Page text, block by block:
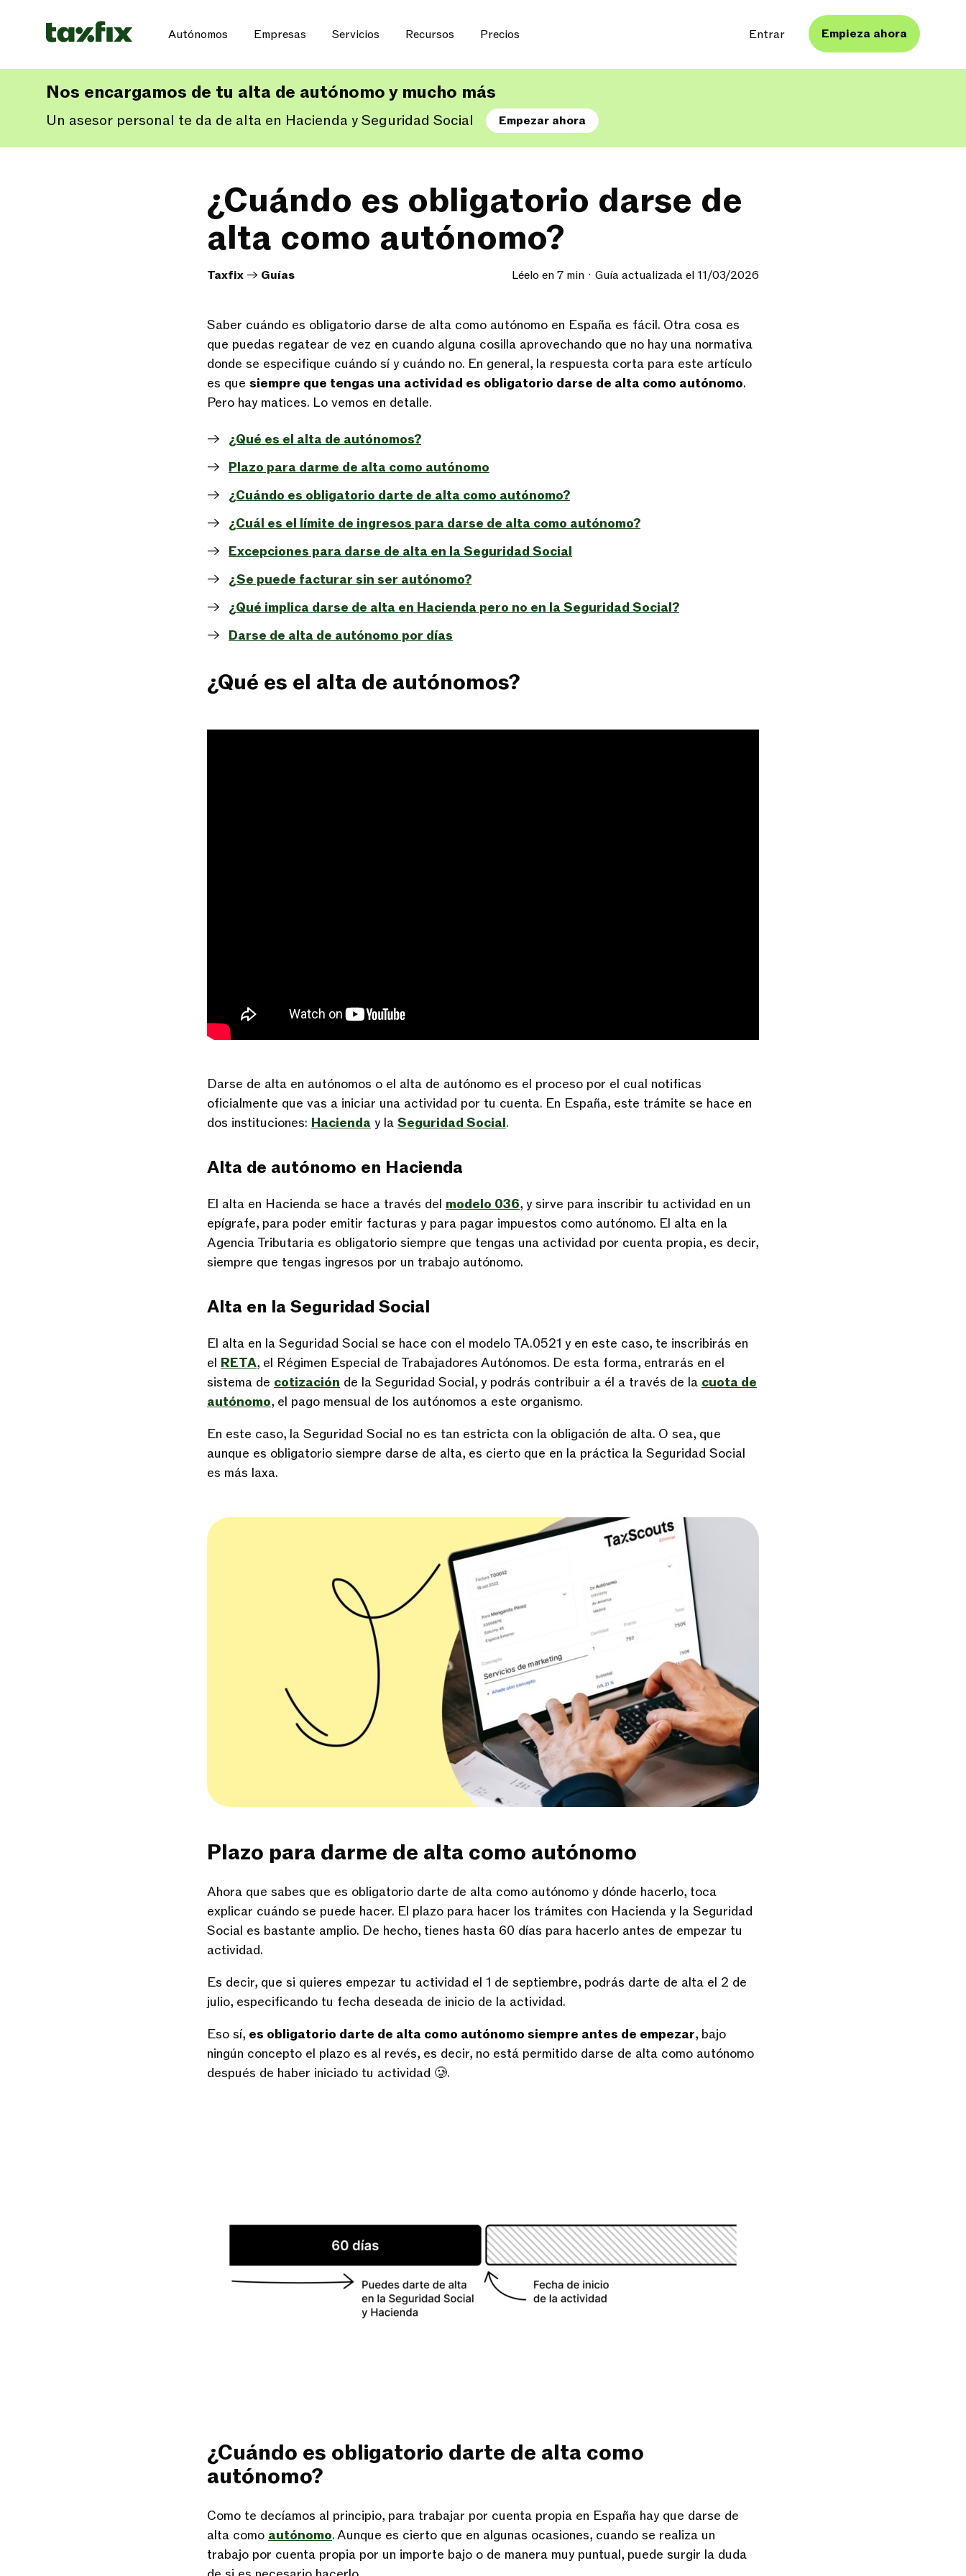
Autónomos Empresas Servicios Recursos Precios Entrar Empieza ahora
Nos encargamos de tu alta de autónomo y mucho más
Un asesor personal te da de alta en Hacienda y Seguridad Social Empezar ahora
¿Cuándo es obligatorio darse de
alta como autónomo?
Taxfix -> Guías Léelo en 7 min Guía actualizada el 11/03/2026
Saber cuándo es obligatorio darse de alta como autónomo en España es fácil. Otra cosa es
que puedas regatear de vez en cuando alguna cosilla aprovechando que no hay una normativa
donde se especifique cuándo sí y cuándo no. En general, la respuesta corta para este artículo
es que siempre que tengas una actividad es obligatorio darse de alta como autónomo.
Pero hay matices. Lo vemos en detalle.
¿Qué es el alta de autónomos?
Plazo para darme de alta como autónomo
¿Cuándo es obligatorio darte de alta como autónomo?
¿Cuál es el límite de ingresos para darse de alta como autónomo?
Excepciones para darse de alta en la Seguridad Social
¿Se puede facturar sin ser autónomo?
¿Qué implica darse de alta en Hacienda pero no en la Seguridad Social?
Darse de alta de autónomo por días
¿Qué es el alta de autónomos?
Darse de alta en autónomos o el alta de autónomo es el proceso por el cual notificas
oficialmente que vas a iniciar una actividad por tu cuenta. En España, este trámite se hace en
dos instituciones: Hacienda y la Seguridad Social.
Alta de autónomo en Hacienda
El alta en Hacienda se hace a través del modelo 036, y sirve para inscribir tu actividad en un
epígrafe, para poder emitir facturas y para pagar impuestos como autónomo. El alta en la
Agencia Tributaria es obligatorio siempre que tengas una actividad por cuenta propia, es decir,
siempre que tengas ingresos por un trabajo autónomo.
Alta en la Seguridad Social
El alta en la Seguridad Social se hace con el modelo TA.0521 y en este caso, te inscribirás en
el RETA, el Régimen Especial de Trabajadores Autónomos. De esta forma, entrarás en el
sistema de cotización de la Seguridad Social, y podrás contribuir a él a través de la cuota de
autónomo, el pago mensual de los autónomos a este organismo.
En este caso, la Seguridad Social no es tan estricta con la obligación de alta. O sea, que
aunque es obligatorio siempre darse de alta, es cierto que en la práctica la Seguridad Social
es más laxa.
Plazo para darme de alta como autónomo
Ahora que sabes que es obligatorio darte de alta como autónomo y dónde hacerlo, toca
explicar cuándo se puede hacer. El plazo para hacer los trámites con Hacienda y la Seguridad
Social es bastante amplio. De hecho, tienes hasta 60 días para hacerlo antes de empezar tu
actividad.
Es decir, que si quieres empezar tu actividad el 1 de septiembre, podrás darte de alta el 2 de
julio, especificando tu fecha deseada de inicio de la actividad.
Eso sí, es obligatorio darte de alta como autónomo siempre antes de empezar, bajo
ningún concepto el plazo es al revés, es decir, no está permitido darse de alta como autónomo
después de haber iniciado tu actividad 🥲.
¿Cuándo es obligatorio darte de alta como
autónomo?
Como te decíamos al principio, para trabajar por cuenta propia en España hay que darse de
alta como autónomo. Aunque es cierto que en algunas ocasiones, cuando se realiza un
trabajo por cuenta propia por un importe bajo o de manera muy puntual, puede surgir la duda